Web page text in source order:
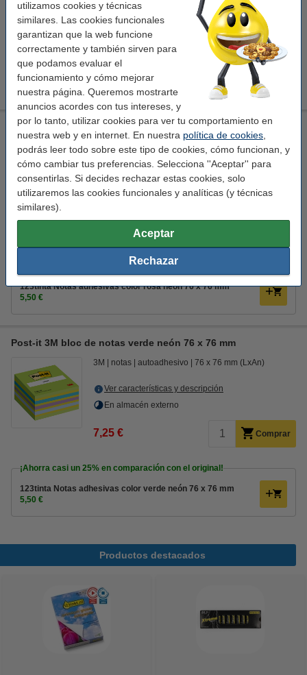
utilizamos cookies y técnicas
similares. Las cookies funcionales
garantizan que la web funcione
correctamente y también sirven para
que podamos evaluar el
funcionamiento y cómo mejorar
nuestra página. Queremos mostrarte
anuncios acordes con tus intereses, y
por lo tanto, utilizar cookies para ver tu comportamiento en
nuestra web y en internet. En nuestra política de cookies
podrás leer todo sobre este tipo de cookies, cómo funcionan, y
cómo cambiar tus preferencias. Selecciona ''Aceptar'' para
consentirlas. Si decides rechazar estas cookies, solo
utilizaremos las cookies funcionales y analíticas (y técnicas
similares).
Aceptar
Rechazar
7,25 € Comprar
¡Ahorra casi un 25%en comparación con el original!
123tinta Notas adhesivas neon mix 76 x 76 mm 400 hojas
5,50 €
Post-it 3M bloc de notas rosa neón 76 x 76 mm
3M notas autoadhesivo 76 x 76 mm (LxAn)
Ver características y descripción
En stock
en comparación con el original!
123tinta Notas adhesivas color rosa neón 76 x 76 mm
5,50 €
Post-it 3M bloc de notas verde neón 76 x 76 mm
3M notas autoadhesivo 76 x 76 mm (LxAn)
Ver características y descripción
En almacén externo
7,25 € Comprar
¡Ahorra casi un 25% en comparación con el original!
123tinta Notas adhesivas color verde neón 76 x 76 mm
5,50 €
Productos destacados